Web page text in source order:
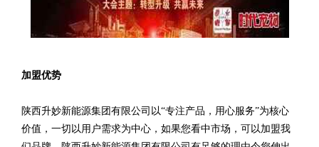
加盟优势
陕西升妙新能源集团有限公司以“专注产品，用心服务”为核心
价值，一切以用户需求为中心，如果您看中市场，可以加盟我